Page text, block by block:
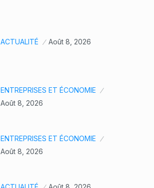
ACTUALITÉ Août 8, 2026
ENTREPRISES ET ÉCONOMIE
Août 8, 2026
ENTREPRISES ET ÉCONOMIE
Août 8, 2026